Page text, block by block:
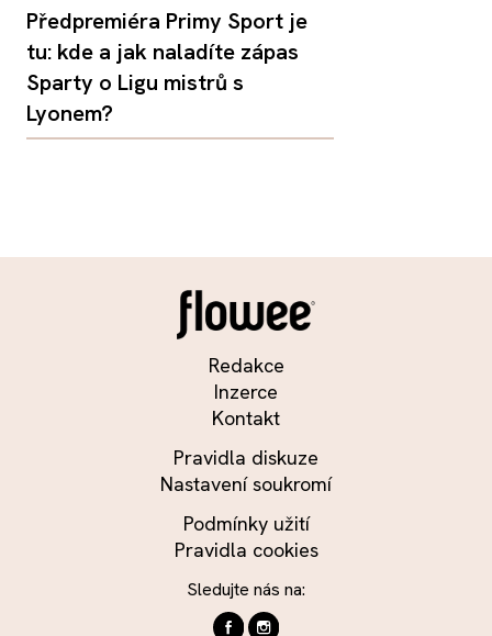
Předpremiéra Primy Sport je
tu: kde a jak naladíte zápas
Sparty o Ligu mistrů s
Lyonem?
Redakce
Inzerce
Kontakt
Pravidla diskuze
Nastavení soukromí
Podmínky užití
Pravidla cookies
Sledujte nás na: